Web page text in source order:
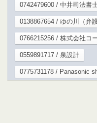
0742479600 / 中井司法書
0138867654 / ゆの川（弁
0766215256 / 株式会社コ
0559891717 / 泉設計
0775731178 / Panasonic